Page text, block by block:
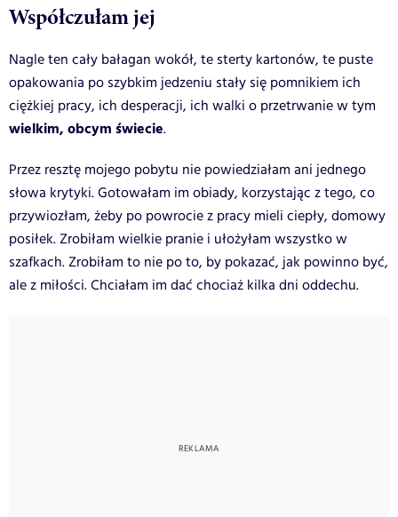
Współczułam jej
Nagle ten cały bałagan wokół, te sterty kartonów, te puste
opakowania po szybkim jedzeniu stały się pomnikiem ich
ciężkiej pracy, ich desperacji, ich walki o przetrwanie w tym
wielkim, obcym świecie.
Przez resztę mojego pobytu nie powiedziałam ani jednego
słowa krytyki. Gotowałam im obiady, korzystając z tego, co
przywiozłam, żeby po powrocie z pracy mieli ciepły, domowy
posiłek. Zrobiłam wielkie pranie i ułożyłam wszystko w
szafkach. Zrobiłam to nie po to, by pokazać, jak powinno być,
ale z miłości. Chciałam im dać chociaż kilka dni oddechu.